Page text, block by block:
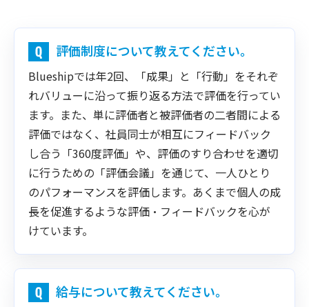
評価制度について教えてください。
Blueshipでは年2回、「成果」と「行動」をそれぞ
れバリューに沿って振り返る方法で評価を行ってい
ます。また、単に評価者と被評価者の二者間による
評価ではなく、社員同士が相互にフィードバック
し合う「360度評価」や、評価のすり合わせを適切
に行うための「評価会議」を通じて、一人ひとり
のパフォーマンスを評価します。あくまで個人の成
長を促進するような評価・フィードバックを心が
けています。
給与について教えてください。